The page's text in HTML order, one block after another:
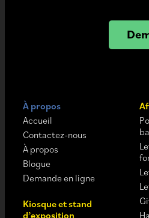
À propos
Accueil
Contactez-nous
À propos
Blogue
Demande en ligne
Kiosque et stand
d’exposition